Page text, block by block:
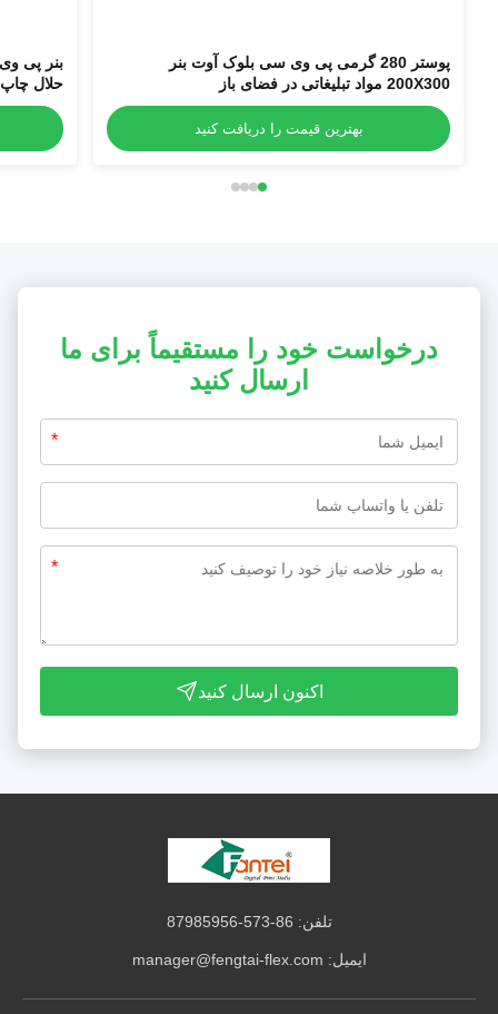
پوستر 280 گرمی پی وی سی بلوک آوت بنر
200X300 مواد تبلیغاتی در فضای باز
بهترین قیمت را دریافت کنید
حلال چاپ
درخواست خود را مستقیماً برای ما
ارسال کنید
*
*
اکنون ارسال کنید
تلفن: 86-573-87985956
ایمیل: manager@fengtai-flex.com